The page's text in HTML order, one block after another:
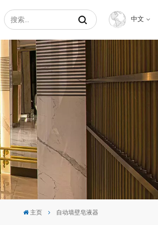
中文
Français
Español
عربي
主页 自动墙壁皂液器